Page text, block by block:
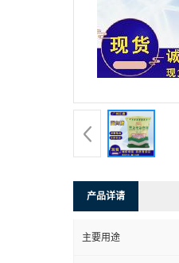
产品详请
主要用途